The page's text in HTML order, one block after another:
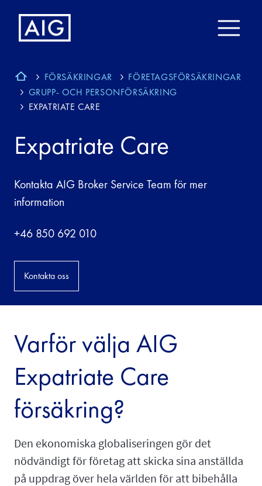
FÖRSÄKRINGAR
FÖRETAGSFÖRSÄKRINGAR
GRUPP- OCH PERSONFÖRSÄKRING
EXPATRIATE CARE
Expatriate Care
Kontakta AIG Broker Service Team för mer
information
+46 850 692 010
Kontakta oss
Varför välja AIG
Expatriate Care
försäkring?
Den ekonomiska globaliseringen gör det
nödvändigt för företag att skicka sina anställda
på uppdrag över hela världen för att bibehålla